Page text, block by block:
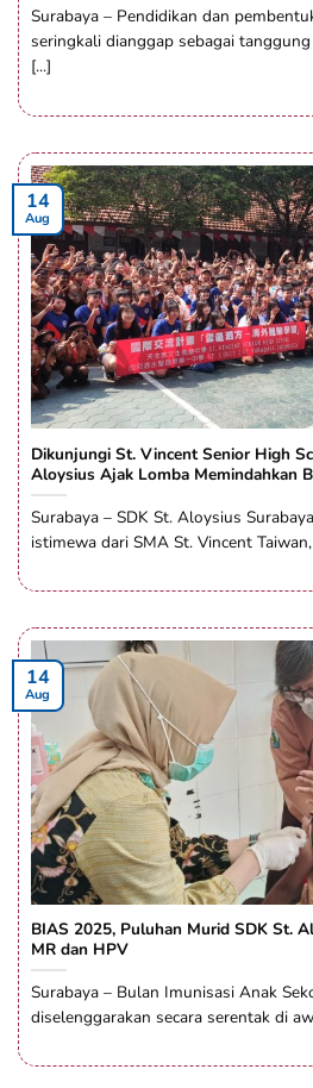
Surabaya – Pendidikan dan
seringkali dianggap sebagai
[...]
Dikunjungi St. Vincent Senior High
Aloysius Ajak Lomba Memindahkan
Surabaya – SDK St. Aloysius
istimewa dari SMA St. Vincent
14
Aug
BIAS 2025, Puluhan Murid SDK St.
MR dan HPV
Surabaya – Bulan Imunisasi Anak
diselenggarakan secara serentak di
14
Aug